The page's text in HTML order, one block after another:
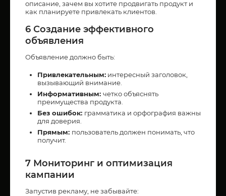
описание, зачем вы хотите продвигать продукт и
как планируете привлекать клиентов.
6 Создание эффективного
объявления
Объявление должно быть:
Привлекательным: интересный заголовок,
вызывающий внимание.
Информативным: четко объяснять
преимущества продукта.
Без ошибок: грамматика и орфография важны
для доверия.
Прямым: пользователь должен понимать, что
получит.
7 Мониторинг и оптимизация
кампании
Запустив рекламу, не забывайте: